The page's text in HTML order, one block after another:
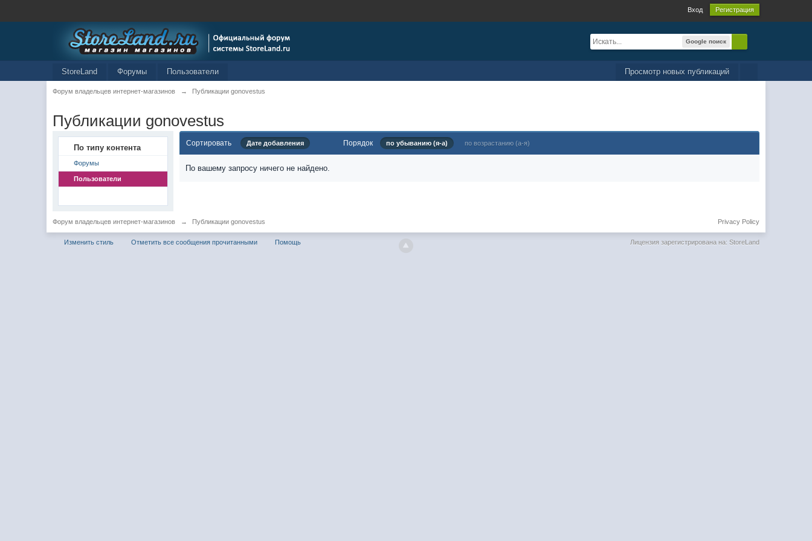
Вход Регистрация
Google поиск
Просмотр новых публикаций
StoreLand Форумы Пользователи
Форум владельцев интернет-магазинов → Публикации gonovestus
Публикации gonovestus
По типу контента
Форумы
Пользователи
Сортировать Дате добавления Порядок по убыванию (я-а) по возрастанию (а-я)
По вашему запросу ничего не найдено.
Форум владельцев интернет-магазинов → Публикации gonovestus Privacy Policy
Изменить стиль Отметить все сообщения прочитанными Помощь Лицензия зарегистрирована на: StoreLand